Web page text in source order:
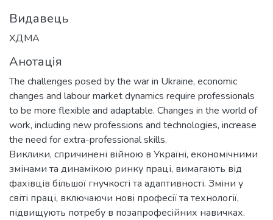
Видавець
ХДМА
Анотація
The challenges posed by the war in Ukraine, economic
changes and labour market dynamics require professionals
to be more flexible and adaptable. Changes in the world of
work, including new professions and technologies, increase
the need for extra-professional skills.
Виклики, спричинені війною в Україні, економічними
змінами та динамікою ринку праці, вимагають від
фахівців більшої гнучкості та адаптивності. Зміни у
світі праці, включаючи нові професії та технології,
підвищують потребу в позапрофесійних навичках.